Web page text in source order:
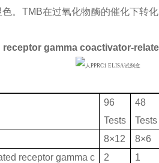
。TMB在过氧化物酶的催化下转
gamma coactivator-
96
Tests
48
Tests
8×12 8×6
receptor gamma c
2
1